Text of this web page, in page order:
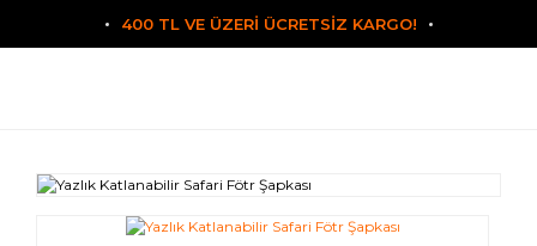
400 TL VE ÜZERİ ÜCRETSİZ KARGO!